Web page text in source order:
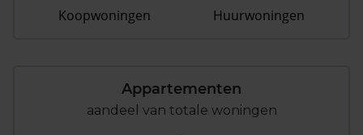
Koopwoningen
Huurwoningen
Appartementen
aandeel van totale woningen